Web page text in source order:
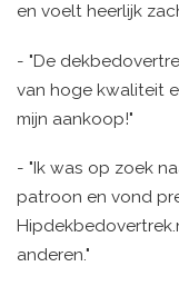
en voelt heerlijk
- "De
van hoge kwaliteit
mijn aankoop!"
- "Ik was op zoek
patroon en vond
anderen."